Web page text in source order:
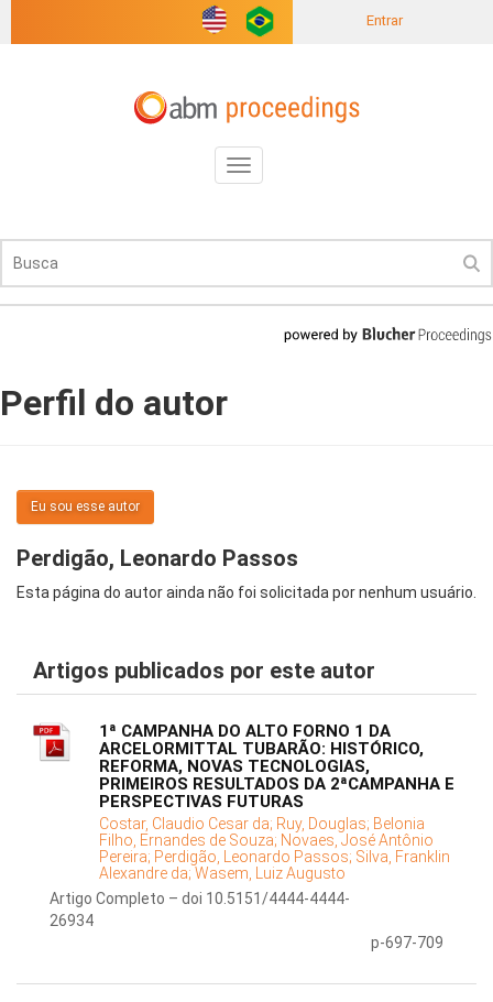
Entrar
Toggle
navigation
Perfil do autor
Eu sou esse autor
Perdigão, Leonardo Passos
Esta página do autor ainda não foi solicitada por nenhum usuário.
Artigos publicados por este autor
1ª CAMPANHA DO ALTO FORNO 1 DA
ARCELORMITTAL TUBARÃO: HISTÓRICO,
REFORMA, NOVAS TECNOLOGIAS,
PRIMEIROS RESULTADOS DA 2ªCAMPANHA E
PERSPECTIVAS FUTURAS
Costar, Claudio Cesar da; Ruy, Douglas; Belonia
Filho, Ernandes de Souza; Novaes, José Antônio
Pereira; Perdigão, Leonardo Passos; Silva, Franklin
Alexandre da; Wasem, Luiz Augusto
Artigo Completo – doi 10.5151/4444-4444-
26934
p-697-709